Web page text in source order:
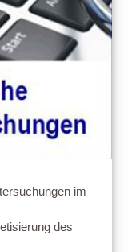
im
des